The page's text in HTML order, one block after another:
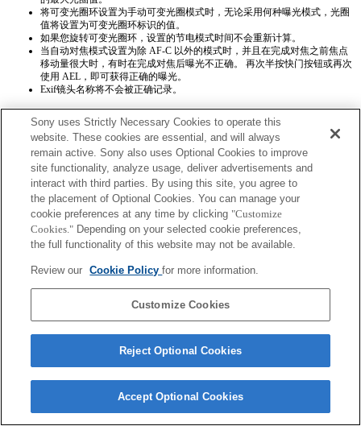
将可变光圈环设置为手动可变光圈模式时，无论采用何种曝光模式，光圈
值将设置为可变光圈环标识的值。
如果您旋转可变光圈环，设置的节电模式时间不会重新计算。
当自动对焦模式设置为除 AF-C 以外的模式时，并且在完成对焦之前焦点
移动量很大时，有时在完成对焦后曝光不正确。 再次半按快门按钮或再次
使用 AEL，即可获得正确的曝光。
Exif镜头名称将不会被正确记录。
Terms of Use Contact Us
Copyright 2026 Sony Corporation
Sony uses Strictly Necessary Cookies to operate this
website. These cookies are essential, and will always
remain active. Sony also uses Optional Cookies to improve
site functionality, analyze usage, deliver advertisements and
interact with third parties. By using this site, you agree to
the placement of Optional Cookies. You can manage your
cookie preferences at any time by clicking "Customize
Cookies." Depending on your selected cookie preferences,
the full functionality of this website may not be available.
Review our Cookie Policyfor more information.
Customize Cookies
Reject Optional Cookies
Accept Optional Cookies